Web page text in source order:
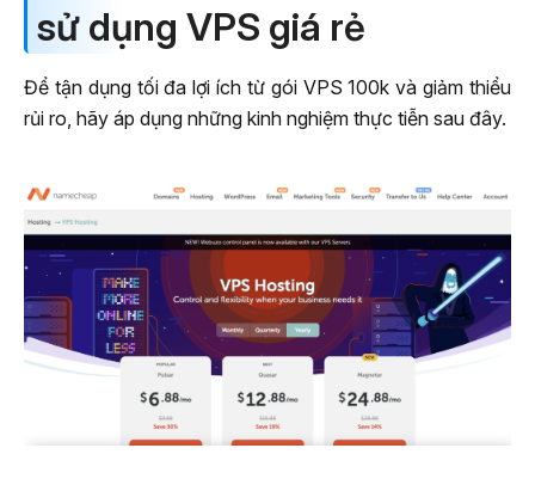
sử dụng VPS giá rẻ
Để tận dụng tối đa lợi ích từ gói VPS 100k và giảm thiểu
rủi ro, hãy áp dụng những kinh nghiệm thực tiễn sau đây.